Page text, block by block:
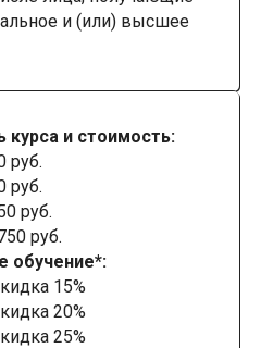
и (или) высшее
курса и стоимость:
руб.
руб.
руб.
руб.
обучение*:
15%
20%
25%